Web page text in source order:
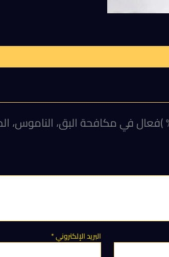
البريد الإلكتروني*